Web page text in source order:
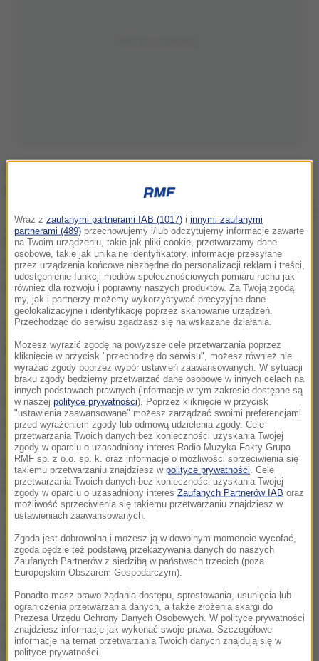
Ponad 30-tonowy sprzęt zostaje na miejscu.
Poszukiwacze - Piotr Koper i Andreas Richter
poczekają, aż grunt się ustabilizuje.
Ostateczną próbę odwiertów poszukiwacze
podejmą prawdopodobnie w środę. Wiertnica ma
zejść na głębokość 20 metrów.
Poszukiwania złotego pociągu kosztowały już 65
tysięcy złotych. Cała operacja ma kosztować blisko
150 tysięcy i finansują ją Piotr Koper i Andreas
Richter. To od początku do końca prywatne
przedsięwzięcie pasjonatów historii. Projektu w
żaden sposób nie współfinansują władze
zaplanowana na szeroką skalę akcja promocyjna,
jak niektórzy twierdzą.
Na historii złotego pociągu najbardziej skorzystało
miasto. Turyści szturmują Zamek Książ. Sprzedaż
biletów wzrosła o czterdzieści procent. W centrum
Wraz z zaufanymi partnerami IAB (1017) i innymi zaufanymi
partnerami (489) przechowujemy i/lub odczytujemy informacje zawarte
na Twoim urządzeniu, takie jak pliki cookie, przetwarzamy dane
osobowe, takie jak unikalne identyfikatory, informacje przesyłane
przez urządzenia końcowe niezbędne do personalizacji reklam i treści,
udostępnienie funkcji mediów społecznościowych pomiaru ruchu jak
również dla rozwoju i poprawny naszych produktów. Za Twoją zgodą
my, jak i partnerzy możemy wykorzystywać precyzyjne dane
geolokalizacyjne i identyfikację poprzez skanowanie urządzeń.
Przechodząc do serwisu zgadzasz się na wskazane działania.
Możesz wyrazić zgodę na powyższe cele przetwarzania poprzez
kliknięcie w przycisk "przechodzę do serwisu", możesz również nie
wyrażać zgody poprzez wybór ustawień zaawansowanych. W sytuacji
braku zgody będziemy przetwarzać dane osobowe w innych celach na
innych podstawach prawnych (informacje w tym zakresie dostępne są
w naszej polityce prywatności). Poprzez kliknięcie w przycisk
"ustawienia zaawansowane" możesz zarządzać swoimi preferencjami
przed wyrażeniem zgody lub odmową udzielenia zgody. Cele
przetwarzania Twoich danych bez konieczności uzyskania Twojej
zgody w oparciu o uzasadniony interes Radio Muzyka Fakty Grupa
RMF sp. z o.o. sp. k. oraz informacje o możliwości sprzeciwienia się
takiemu przetwarzaniu znajdziesz w polityce prywatności . Cele
przetwarzania Twoich danych bez konieczności uzyskania Twojej
zgody w oparciu o uzasadniony interes Zaufanych Partnerów IAB oraz
możliwość sprzeciwienia się takiemu przetwarzaniu znajdziesz w
ustawieniach zaawansowanych.
Zgoda jest dobrowolna i możesz ją w dowolnym momencie wycofać,
zgoda będzie też podstawą przekazywania danych do naszych
Zaufanych Partnerów z siedzibą w państwach trzecich (poza
Europejskim Obszarem Gospodarczym).
Ponadto masz prawo żądania dostępu, sprostowania, usunięcia lub
ograniczenia przetwarzania danych, a także złożenia skargi do
Prezesa Urzędu Ochrony Danych Osobowych. W polityce prywatności
znajdziesz informacje jak wykonać swoje prawa. Szczegółowe
informacje na temat przetwarzania Twoich danych znajdują się w
polityce prywatności.